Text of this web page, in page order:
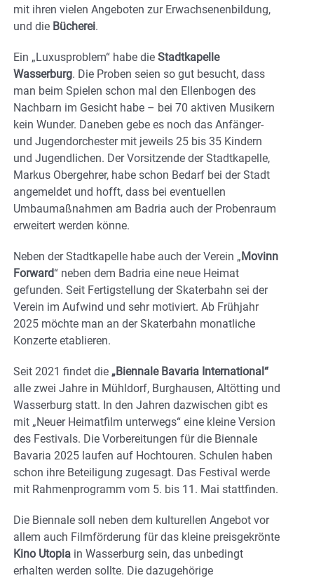
mit ihren vielen Angeboten zur Erwachsenenbildung,
und die Bücherei.
Ein „Luxusproblem“ habe die Stadtkapelle
Wasserburg. Die Proben seien so gut besucht, dass
man beim Spielen schon mal den Ellenbogen des
Nachbarn im Gesicht habe – bei 70 aktiven Musikern
kein Wunder. Daneben gebe es noch das Anfänger-
und Jugendorchester mit jeweils 25 bis 35 Kindern
und Jugendlichen. Der Vorsitzende der Stadtkapelle,
Markus Obergehrer, habe schon Bedarf bei der Stadt
angemeldet und hofft, dass bei eventuellen
Umbaumaßnahmen am Badria auch der Probenraum
erweitert werden könne.
Neben der Stadtkapelle habe auch der Verein „Movinn
Forward“ neben dem Badria eine neue Heimat
gefunden. Seit Fertigstellung der Skaterbahn sei der
Verein im Aufwind und sehr motiviert. Ab Frühjahr
2025 möchte man an der Skaterbahn monatliche
Konzerte etablieren.
Seit 2021 findet die „Biennale Bavaria International“
alle zwei Jahre in Mühldorf, Burghausen, Altötting und
Wasserburg statt. In den Jahren dazwischen gibt es
mit „Neuer Heimatfilm unterwegs“ eine kleine Version
des Festivals. Die Vorbereitungen für die Biennale
Bavaria 2025 laufen auf Hochtouren. Schulen haben
schon ihre Beteiligung zugesagt. Das Festival werde
mit Rahmenprogramm vom 5. bis 11. Mai stattfinden.
Die Biennale soll neben dem kulturellen Angebot vor
allem auch Filmförderung für das kleine preisgekrönte
Kino Utopia in Wasserburg sein, das unbedingt
erhalten werden sollte. Die dazugehörige